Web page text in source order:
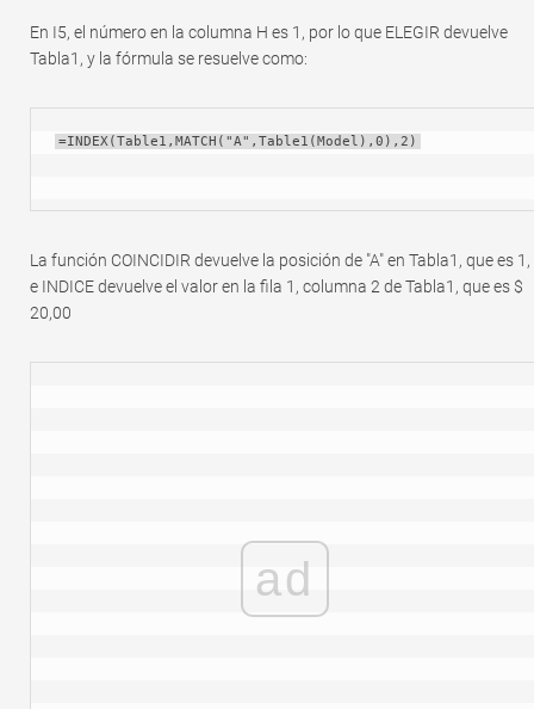
En I5, el número en la columna H es 1, por lo que ELEGIR devuelve
Tabla1, y la fórmula se resuelve como:
=INDEX(Table1,MATCH("A",Table1(Model),0),2)
La función COINCIDIR devuelve la posición de "A" en Tabla1, que es 1,
e INDICE devuelve el valor en la fila 1, columna 2 de Tabla1, que es $
20,00
ad